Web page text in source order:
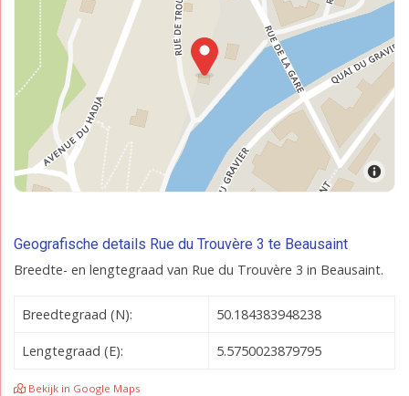
Geografische details Rue du Trouvère 3 te Beausaint
Breedte- en lengtegraad van Rue du Trouvère 3 in Beausaint.
Breedtegraad (N): 50.184383948238
Lengtegraad (E): 5.5750023879795
Bekijk in Google Maps